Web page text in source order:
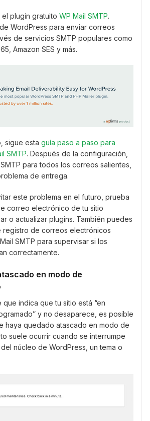
plugin gratuito WP Mail SMTP.
WordPress para enviar correos
de servicios SMTP populares como
Amazon SES y más.
sigue esta guía paso a paso para
SMTP. Después de la configuración,
para todos los correos salientes,
de entrega.
este problema en el futuro, prueba
correo electrónico de tu sitio
o actualizar plugins. También puedes
registro de correos electrónicos
SMTP para supervisar si los
correctamente.
en modo de
que indica que tu sitio está “en
y no desaparece, es posible
haya quedado atascado en modo de
suele ocurrir cuando se interrumpe
núcleo de WordPress, un tema o